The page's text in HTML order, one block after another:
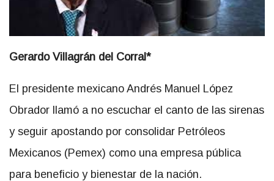
Gerardo Villagrán del Corral*
El presidente mexicano Andrés Manuel López
Obrador llamó a no escuchar el canto de las sirenas
y seguir apostando por consolidar Petróleos
Mexicanos (Pemex) como una empresa pública
para beneficio y bienestar de la nación.